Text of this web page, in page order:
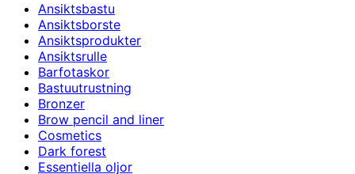
Ansiktsbastu
Ansiktsborste
Ansiktsprodukter
Ansiktsrulle
Barfotaskor
Bastuutrustning
Bronzer
Brow pencil and liner
Cosmetics
Dark forest
Essentiella oljor